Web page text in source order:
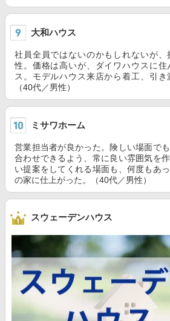
大和ハウス
社員全員ではないのかもしれないが、
性。価格は高いが、ダイワハウスに住
ス。モデルハウス来店から着工、引き
（40代／男性）
ミサワホーム
営業担当者が良かった。険しい場面で
合わせできるよう、常に良い雰囲気を
い提案をしてくれる場面も、何度もあ
の家に仕上がった。（40代／男性）
スウェーデンハウス